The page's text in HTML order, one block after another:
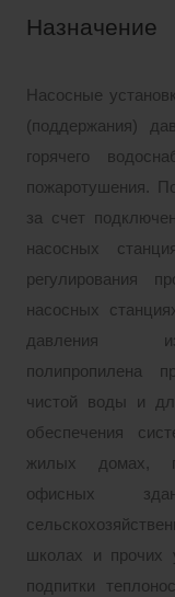
Назначение
Насосные
(поддержания)
горячего
пожаротушения.
за счет
насосных
регулирования
насосных
давления
полипропилена
чистой воды и
обеспечения
жилых домах,
офисных
школах и прочих
подпитки